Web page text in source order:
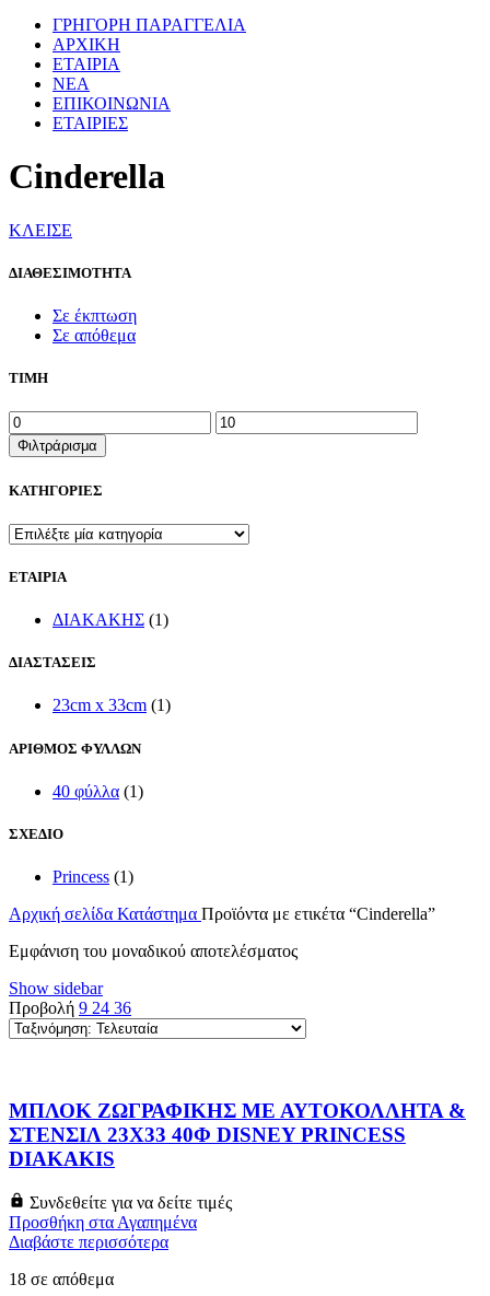
ΓΡΗΓΟΡΗ ΠΑΡΑΓΓΕΛΙΑ
ΑΡΧΙΚΗ
ΕΤΑΙΡΙΑ
ΝΕΑ
ΕΠΙΚΟΙΝΩΝΙΑ
ΕΤΑΙΡΙΕΣ
Cinderella
ΚΛΕΙΣΕ
ΔΙΑΘΕΣΙΜΟΤΗΤΑ
Σε έκπτωση
Σε απόθεμα
ΤΙΜΗ
Ελάχιστη
τιμή
Μέγιστη
τιμή
Φιλτράρισμα
ΚΑΤΗΓΟΡΙΕΣ
ΕΤΑΙΡΙΑ
ΔΙΑΚΑΚΗΣ (1)
ΔΙΑΣΤΑΣΕΙΣ
23cm x 33cm (1)
ΑΡΙΘΜΟΣ ΦΥΛΛΩΝ
40 φύλλα (1)
ΣΧΕΔΙΟ
Princess (1)
Αρχική σελίδα Κατάστημα Προϊόντα με ετικέτα “Cinderella”
Εμφάνιση του μοναδικού αποτελέσματος
Show sidebar
Προβολή 9 24 36
ΜΠΛΟΚ ΖΩΓΡΑΦΙΚΗΣ ΜΕ ΑΥΤΟΚΟΛΛΗΤΑ &
ΣΤΕΝΣΙΛ 23X33 40Φ DISNEY PRINCESS
DIAKAKIS
Συνδεθείτε για να δείτε τιμές
Προσθήκη στα Αγαπημένα
Διαβάστε περισσότερα
18 σε απόθεμα